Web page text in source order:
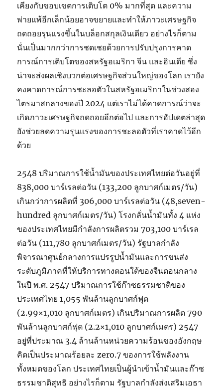
เคียงกับขอบเขตการเติบโต 0% มากที่สุด และความ
พ่ายแพ้อีกเล็กน้อยอาจขยายและทำให้ภาวะเศรษฐกิจ
ถดถอยรุนแรงขึ้นในบล็อกสกุลเงินเดียว อย่างไรก็ตาม
นั่นเป็นมากกว่าการชดเชยด้วยการปรับปรุงการคาด
การณ์การเติบโตของสหรัฐอเมริกา จีน และอินเดีย ซึ่ง
น่าจะส่งผลเชิงบวกต่อเศรษฐกิจส่วนใหญ่ของโลก เรายัง
คงคาดการณ์การชะลอตัวในสหรัฐอเมริกาในช่วงสอง
ไตรมาสกลางของปี 2024 แต่เราไม่ได้คาดการณ์ว่าจะ
เกิดภาวะเศรษฐกิจถดถอยอีกต่อไป และการอัปเดตล่าสุด
ยังช่วยลดความรุนแรงของการชะลอตัวที่เราคาดไว้อีก
ด้วย
2548 ปริมาณการใช้น้ำมันของประเทศไทยต่อวันอยู่ที่
838,000 บาร์เรลต่อวัน (133,200 ลูกบาศก์เมตร/วัน)
เกินกว่าการผลิตที่ 306,000 บาร์เรลต่อวัน (48,seven-
hundred ลูกบาศก์เมตร/วัน) โรงกลั่นน้ำมันทั้ง 4 แห่ง
ของประเทศไทยมีกำลังการผลิตรวม 703,100 บาร์เรล
ต่อวัน (111,780 ลูกบาศก์เมตร/วัน) รัฐบาลกำลัง
พิจารณาศูนย์กลางการแปรรูปน้ำมันและการขนส่ง
ระดับภูมิภาคที่ให้บริการทางตอนใต้ของจีนตอนกลาง
ในปี พ.ศ. 2547 ปริมาณการใช้ก๊าซธรรมชาติของ
ประเทศไทย 1,055 พันล้านลูกบาศก์ฟุต
(2.99×1,010 ลูกบาศก์เมตร) เกินปริมาณการผลิต 790
พันล้านลูกบาศก์ฟุต (2.2×1,010 ลูกบาศก์เมตร) 2547
อยู่ที่ประมาณ 3.4 ล้านล้านหน่วยความร้อนของอังกฤษ
คิดเป็นประมาณร้อยละ zero.7 ของการใช้พลังงาน
ทั้งหมดของโลก ประเทศไทยเป็นผู้นำเข้าน้ำมันและก๊าซ
ธรรมชาติสุทธิ อย่างไรก็ตาม รัฐบาลกำลังส่งเสริมเอธา